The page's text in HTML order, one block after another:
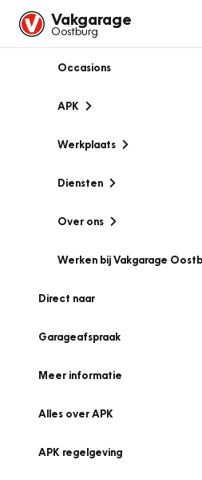
Vakgarage
Oostburg
Occasions
APK
Werkplaats
Diensten
Over ons
Werken bij Vakgarage
Direct naar
Garageafspraak
Meer informatie
Alles over APK
APK regelgeving